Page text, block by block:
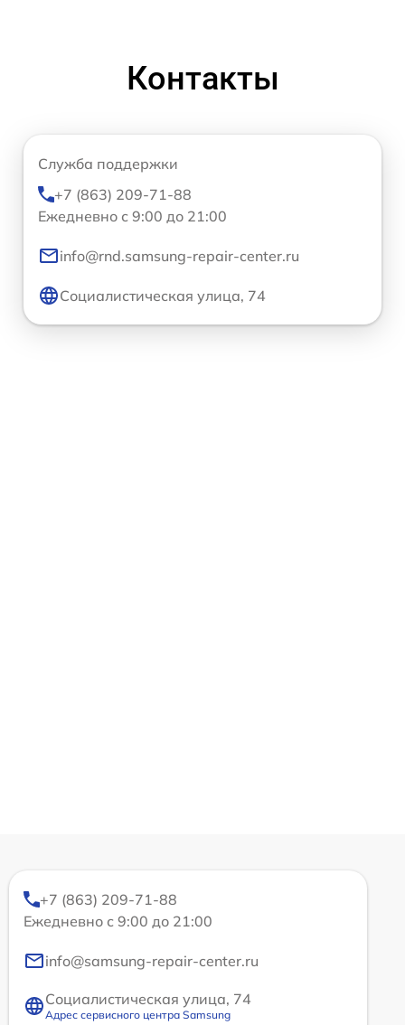
Контакты
Служба поддержки
+7 (863) 209-71-88
Ежедневно с 9:00 до 21:00
info@rnd.samsung-repair-center.ru
Социалистическая улица, 74
+7 (863) 209-71-88
Ежедневно с 9:00 до 21:00
info@samsung-repair-center.ru
Социалистическая улица, 74
Адрес сервисного центра Samsung